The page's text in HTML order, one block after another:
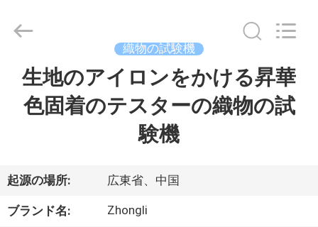
ダ
ク
Dongguan
Zhongli
Reserved.
織物の試験機
生地のアイロンをかける昇華
色固着のテスターの織物の試
験機
起源の場所: 広東省、中国
ブランド名: Zhongli